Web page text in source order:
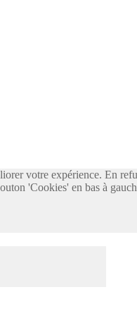
votre expérience. En
'Cookies' en bas à